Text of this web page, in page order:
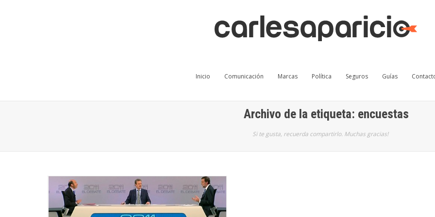
Inicio Comunicación Marcas Política Seguros Guías
Archivo de la etiqueta: encuestas
Si te gusta, recuerda compartirlo. Muchas gracias!